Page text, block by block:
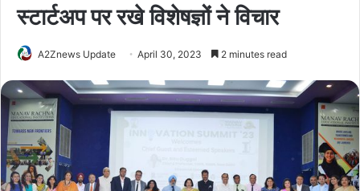
स्टार्टअप पर रखे विशेषज्ञों ने विचार
A2Znews Update April 30, 2023 2 minutes read